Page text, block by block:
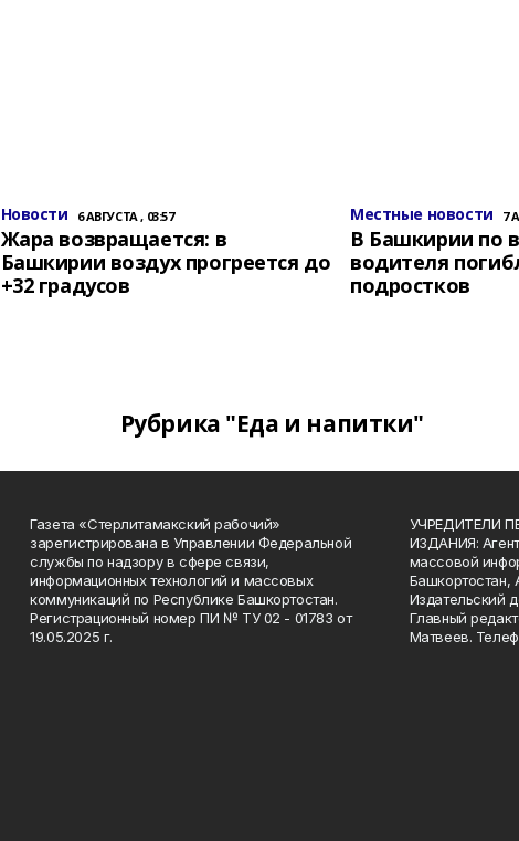
Новости 6 АВГУСТА , 03:57
Жара возвращается: в
Башкирии воздух прогреется до
+32 градусов
Местные новости 7
В Башкирии по
водителя
подростков
Рубрика "Еда и напитки"
Газета «Стерлитамакский рабочий»
зарегистрирована в Управлении Федеральной
службы по надзору в сфере связи,
информационных технологий и массовых
коммуникаций по Республике Башкортостан.
Регистрационный номер ПИ № ТУ 02 - 01783 от
19.05.2025 г.
УЧРЕДИТЕЛИ
ИЗДАНИЯ:
массовой
Башкортостан,
Издательский
Главный
Матвеев.